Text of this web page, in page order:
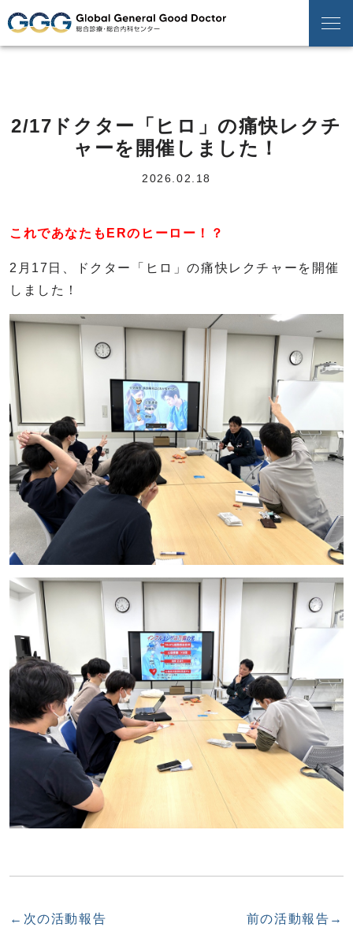
2/17ドクター「ヒロ」の痛快レクチ
ャーを開催しました！
2026.02.18
これであなたもERのヒーロー！？
2月17日、ドクター「ヒロ」の痛快レクチャーを開催
しました！
←次の活動報告 前の活動報告→